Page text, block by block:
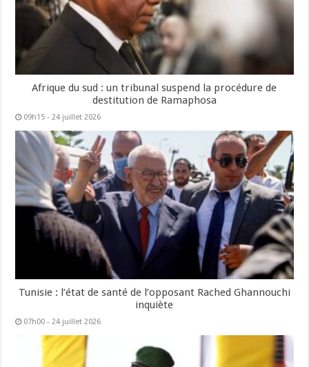
Afrique du sud : un tribunal suspend la procédure de
destitution de Ramaphosa
09h15 - 24 juillet 2026
Tunisie : l’état de santé de l’opposant Rached Ghannouchi
inquiète
07h00 - 24 juillet 2026